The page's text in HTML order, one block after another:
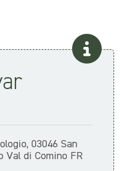
03046 San
Val di Comino FR